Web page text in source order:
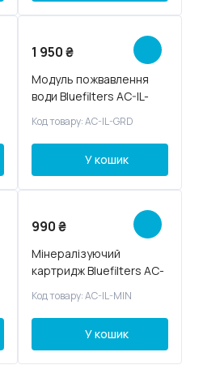
1 950₴
Модуль пожвавлення
води Bluefilters AC-IL-
Код товару: AC-IL-GRD
У кошик
990₴
Мінералізуючий
картридж Bluefilters AC-
Код товару: AC-IL-MIN
У кошик